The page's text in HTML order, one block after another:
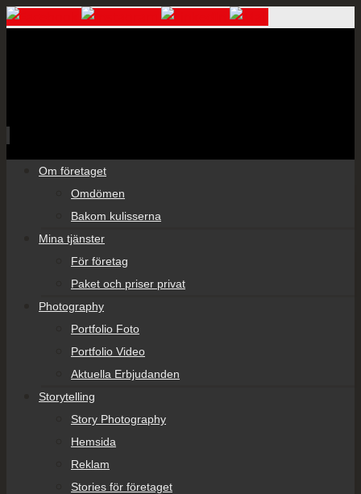
Om företaget
Omdömen
Bakom kulisserna
Mina tjänster
För företag
Paket och priser privat
Photography
Portfolio Foto
Portfolio Video
Aktuella Erbjudanden
Storytelling
Story Photography
Hemsida
Reklam
Stories för företaget